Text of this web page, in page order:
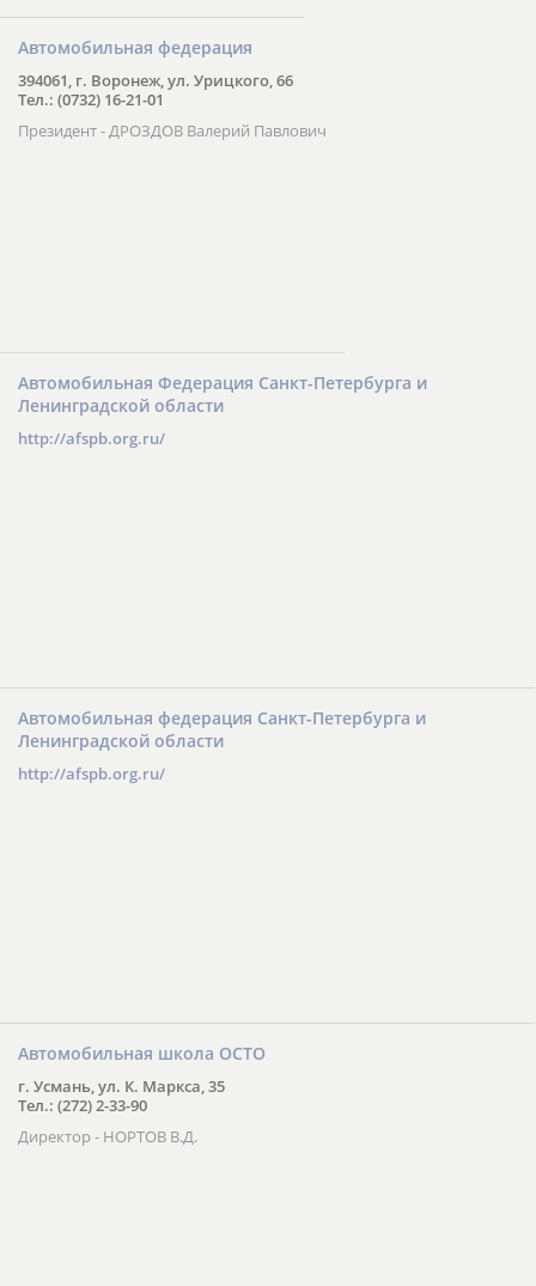
Автомобильная федерация
394061, г. Воронеж, ул. Урицкого, 66
Тел.: (0732) 16-21-01
Президент - ДРОЗДОВ Валерий Павлович
Автомобильная Федерация Санкт-Петербурга и
Ленинградской области
http://afspb.org.ru/
Автомобильная федерация Санкт-Петербурга и
Ленинградской области
http://afspb.org.ru/
Автомобильная школа ОСТО
г. Усмань, ул. К. Маркса, 35
Тел.: (272) 2-33-90
Директор - НОРТОВ В.Д.